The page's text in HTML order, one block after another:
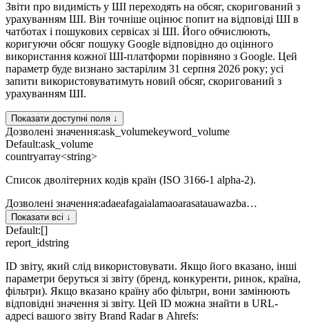
Звіти про видимість у ШІ переходять на обсяг, скоригований з
урахуванням ШІ. Він точніше оцінює попит на відповіді ШІ в
чатботах і пошукових сервісах зі ШІ. Його обчислюють,
коригуючи обсяг пошуку Google відповідно до оцінного
використання кожної ШІ-платформи порівняно з Google. Цей
параметр буде визнано застарілим 31 серпня 2026 року; усі
запити використовуватимуть новий обсяг, скоригований з
урахуванням ШІ.
Показати доступні поля ↓
Дозволені значення:ask_volumekeyword_volume
Default:ask_volume
countryarray<string>
Список дволітерних кодів країн (ISO 3166-1 alpha-2).
Дозволені значення:adaeafagaialamaoarasatauawazba…
Показати всі ↓
Default:[]
report_idstring
ID звіту, який слід використовувати. Якщо його вказано, інші
параметри беруться зі звіту (бренд, конкуренти, ринок, країна,
фільтри). Якщо вказано країну або фільтри, вони замінюють
відповідні значення зі звіту. Цей ID можна знайти в URL-
адресі вашого звіту Brand Radar в Ahrefs: